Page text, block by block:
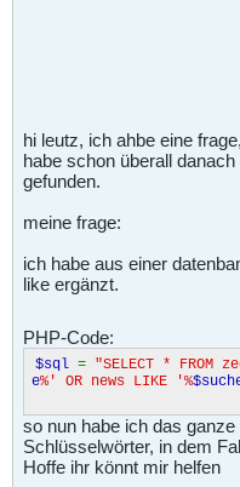
hi leutz, ich ahbe eine
habe schon überall
gefunden.
meine frage:
ich habe aus einer
like ergänzt.
PHP-Code:
$sql = "SELECT * FROM
e%' OR news LIKE '%
so nun habe ich das
Schlüsselwörter, in dem
Hoffe ihr könnt mir helfen